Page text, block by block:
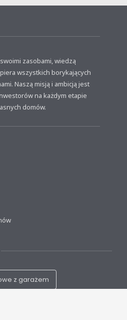
zasobami, wiedzą
wszystkich borykających
Naszą misją i ambicją jest
na każdym etapie
domów.
z garażem